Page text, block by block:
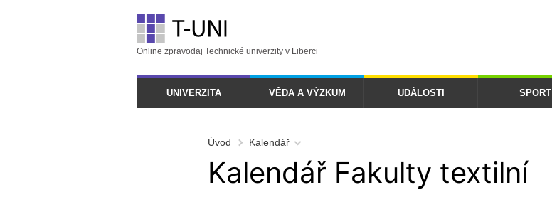
Online zpravodaj Technické univerzity v Liberci
UNIVERZITA VĚDA A VÝZKUM UDÁLOSTI SPORT
Úvod Kalendář
Kalendář Fakulty textilní